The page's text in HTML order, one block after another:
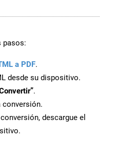
pasos:
a PDF.
desde su dispositivo.
.
conversión.
descargue el